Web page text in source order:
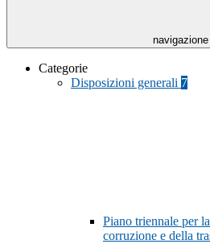
navigazione
Categorie
Disposizioni generali 7
Piano triennale per
corruzione e della